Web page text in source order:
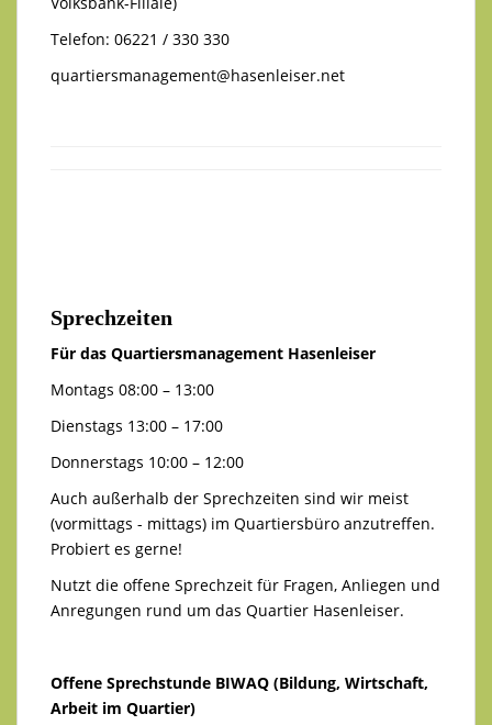
Telefon: 06221 / 330 330
quartiersmanagement@hasenleiser.net
Sprechzeiten
Für das Quartiersmanagement Hasenleiser
Montags 08:00 – 13:00
Dienstags 13:00 – 17:00
Donnerstags 10:00 – 12:00
Auch außerhalb der Sprechzeiten sind wir meist
(vormittags - mittags) im Quartiersbüro anzutreffen.
Probiert es gerne!
Nutzt die offene Sprechzeit für Fragen, Anliegen und
Anregungen rund um das Quartier Hasenleiser.
Offene Sprechstunde BIWAQ (Bildung, Wirtschaft,
Arbeit im Quartier)